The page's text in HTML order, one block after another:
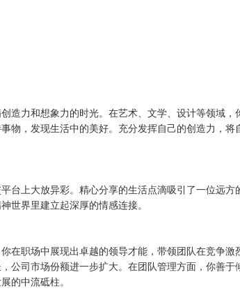
造力和想象力的时光。在艺术、文学、设计等领域
物，发现生活中的美好。充分发挥自己的创造力，
台上大放异彩。精心分享的生活点滴吸引了一位远
世界里建立起深厚的情感连接。
在职场中展现出卓越的领导才能，带领团队在竞争
公司市场份额进一步扩大。在团队管理方面，你善
的中流砥柱。